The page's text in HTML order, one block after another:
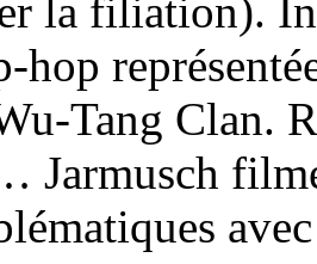
la filiation).
hop
Tang Clan.
Jarmusch